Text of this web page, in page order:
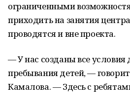
ограниченными
приходить на занятия
проводятся и вне проекта.
— У нас созданы все
пребывания детей, —
Камалова. — Здесь с